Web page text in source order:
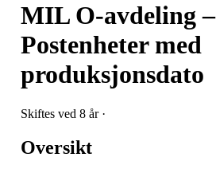
MIL O-avdeling –
Postenheter med
produksjonsdato
Skiftes ved 8 år ·
Oversikt